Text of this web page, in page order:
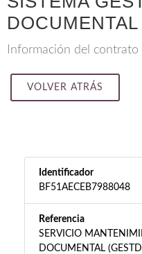
Información del contrato
VOLVER ATRÁS
Identificador
BF51AECEB7988048
Referencia
SERVICIO
DOCUMENTAL